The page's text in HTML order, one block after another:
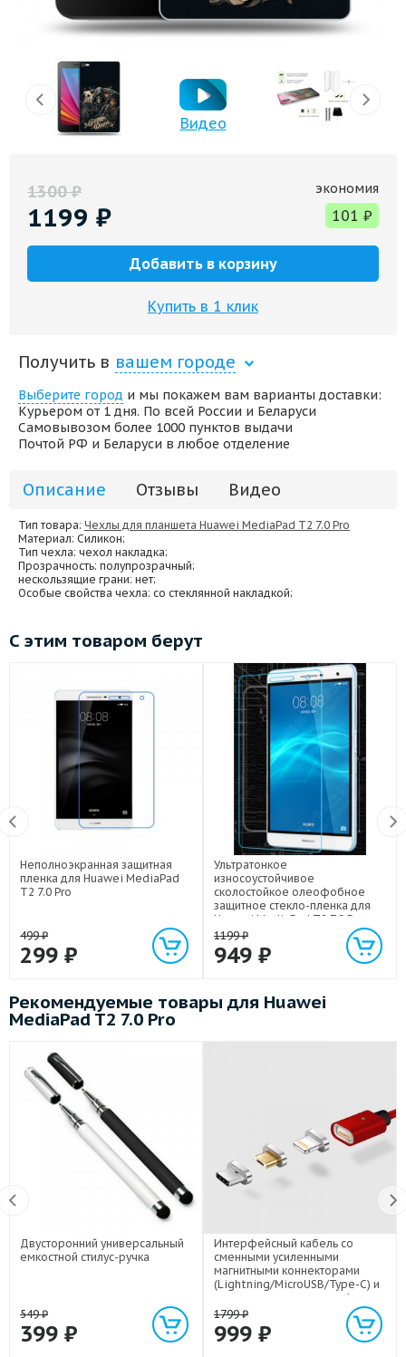
Видео
1300₽
1199 ₽
экономия
101 ₽
Добавить в корзину
Купить в 1 клик
Получить в вашем городе
Выберите город и мы покажем вам варианты доставки:
Курьером от 1 дня. По всей России и Беларуси
Самовывозом более 1000 пунктов выдачи
Почтой РФ и Беларуси в любое отделение
Описание Отзывы Видео
Тип товара: Чехлы для планшета Huawei MediaPad T2 7.0 Pro
Материал: Силикон;
Тип чехла: чехол накладка;
Прозрачность: полупрозрачный;
нескользящие грани: нет;
Особые свойства чехла: со стеклянной накладкой;
С этим товаром берут
Неполноэкранная защитная
пленка для Huawei MediaPad
T2 7.0 Pro
499₽
299 ₽
Ультратонкое
износоустойчивое
сколостойкое олеофобное
защитное стекло-пленка для
Huawei MediaPad T2 7.0 Pro
1199₽
949 ₽
Рекомендуемые товары для Huawei
MediaPad T2 7.0 Pro
Двусторонний универсальный
емкостной стилус-ручка
549₽
399 ₽
Интерфейсный кабель со
сменными усиленными
магнитными коннекторами
(Lightning/MicroUSB/Type-C) и
световым индикатором 1м
1799₽
999 ₽